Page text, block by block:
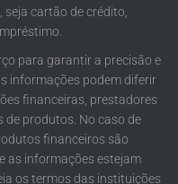
cartão de crédito,
para garantir a precisão e
informações podem diferir
financeiras, prestadores
de produtos. No caso de
financeiros são
as informações estejam
os termos das instituições